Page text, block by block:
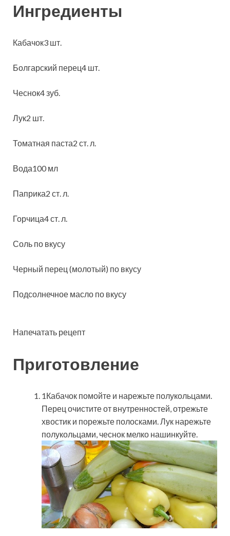
Ингредиенты
Кабачок3 шт.
Болгарский перец4 шт.
Чеснок4 зуб.
Лук2 шт.
Томатная паста2 ст. л.
Вода100 мл
Паприка2 ст. л.
Горчица4 ст. л.
Соль по вкусу
Черный перец (молотый) по вкусу
Подсолнечное масло по вкусу
Напечатать рецепт
Приготовление
1Кабачок помойте и нарежьте полукольцами.
Перец очистите от внутренностей, отрежьте
хвостик и порежьте полосками. Лук нарежьте
полукольцами, чеснок мелко нашинкуйте.